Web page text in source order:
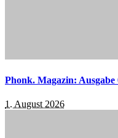
Phonk. Magazin: Ausgabe
1. August 2026